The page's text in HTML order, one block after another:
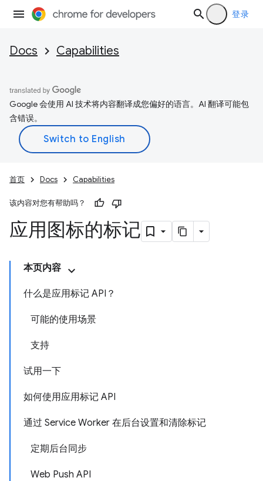
登录
Docs Capabilities
Google 会使用 AI 技术将内容翻译成您偏好的语言。AI 翻译可能包
含错误。
首页 Docs Capabilities
该内容对您有帮助吗？
应用图标的标记
本页内容
什么是应用标记 API？
可能的使用场景
支持
试用一下
如何使用应用标记 API
通过 Service Worker 在后台设置和清除标记
定期后台同步
Web Push API